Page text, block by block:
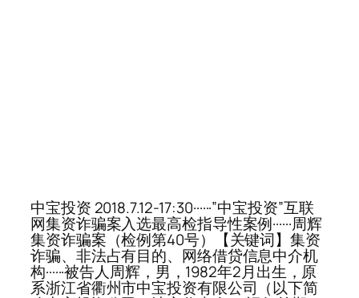
中宝投资 2018.7.12-17:30······”中宝投资”互联
网集资诈骗案入选最高检指导性案例······周辉
集资诈骗案（检例第40号）【关键词】集资
诈骗、非法占有目的、网络借贷信息中介机
构······被告人周辉，男，1982年2月出生，原
系浙江省衢州市中宝投资有限公司（以下简